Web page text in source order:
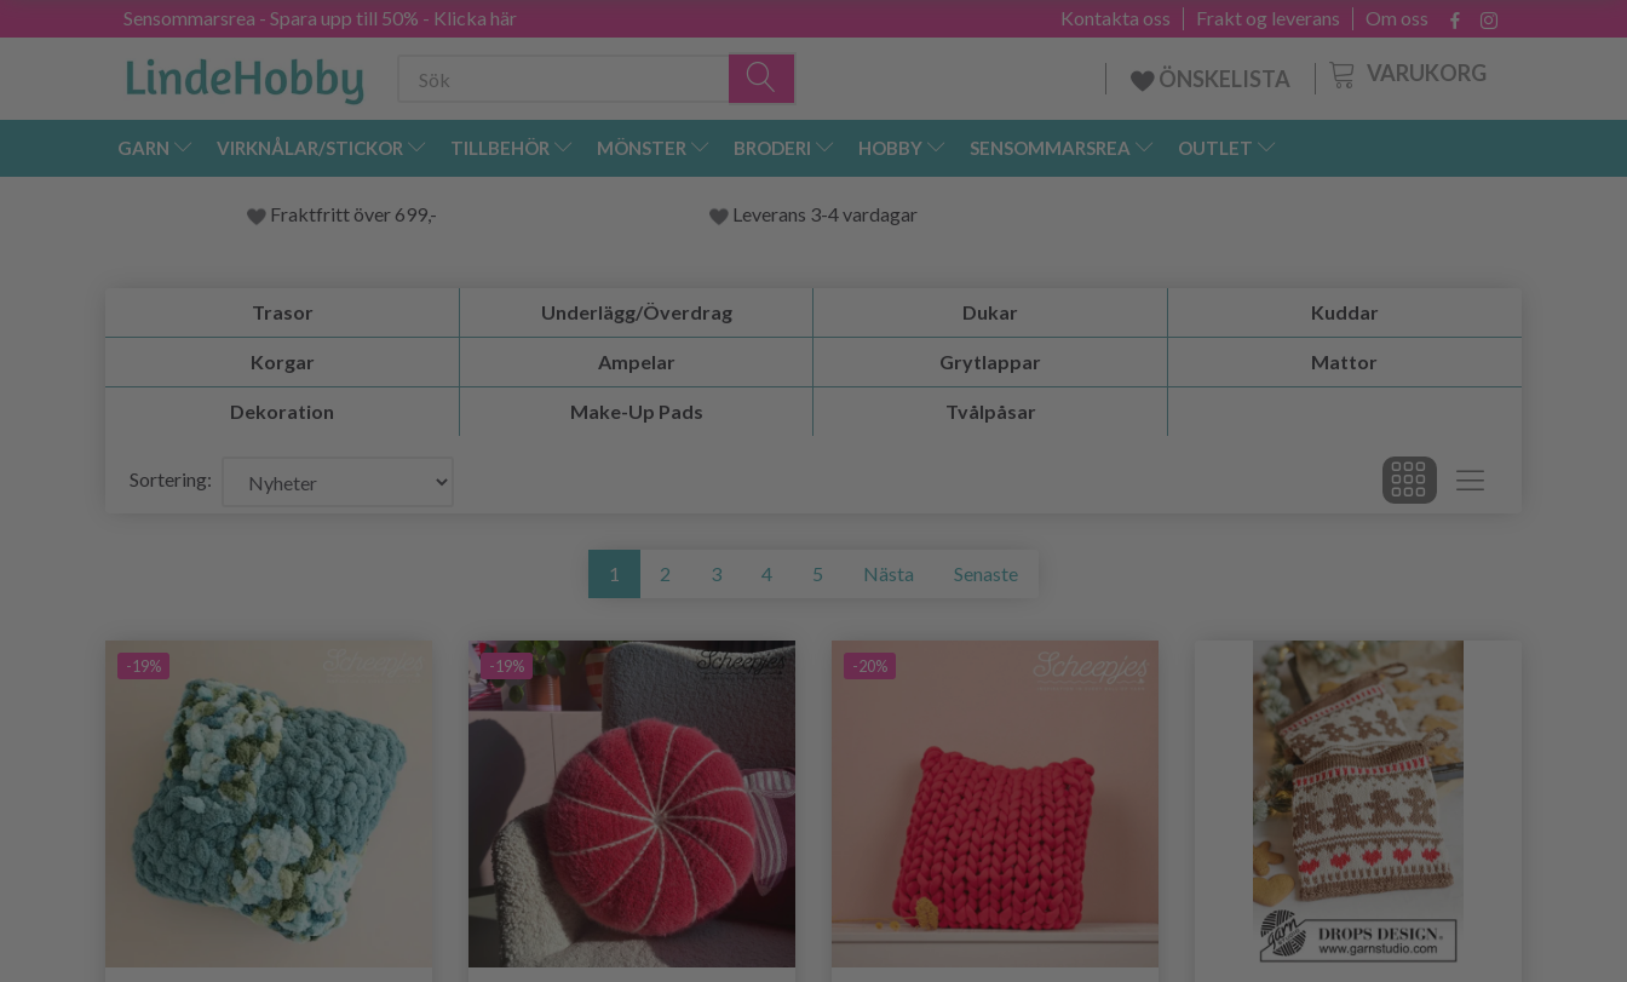
Sensommarsrea - Spara upp till 50% - Klicka här Om oss
Frakt og leverans
Kontakta oss
VARUKORG
ÖNSKELISTA
GARN VIRKNÅLAR/STICKOR TILLBEHÖR MÖNSTER BRODERI HOBBY SENSOMMARSREA OUTLET
Fraktfritt över 699,- Leverans 3-4 vardagar
Trasor Underlägg/Överdrag Dukar Kuddar
Korgar Ampelar Grytlappar Mattor
Dekoration Make-Up Pads Tvålpåsar
Sortering:
1 2 3 4 5 Nästa Senaste
-19% -19% -20%